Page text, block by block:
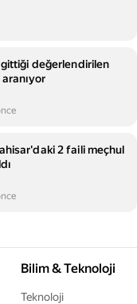
değerlendirilen
2 faili meçhul
Bilim & Teknoloji
Teknoloji